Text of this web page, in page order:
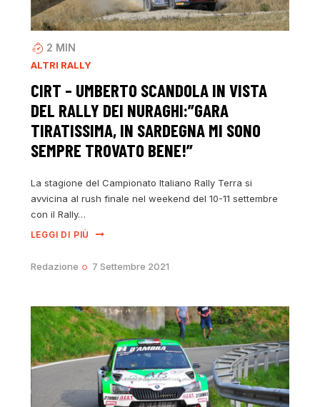
2 MIN
ALTRI RALLY
CIRT – UMBERTO SCANDOLA IN VISTA
DEL RALLY DEI NURAGHI:”GARA
TIRATISSIMA, IN SARDEGNA MI SONO
SEMPRE TROVATO BENE!”
La stagione del Campionato Italiano Rally Terra si
avvicina al rush finale nel weekend del 10-11 settembre
con il Rally…
LEGGI DI PIÙ
Redazione 7 Settembre 2021